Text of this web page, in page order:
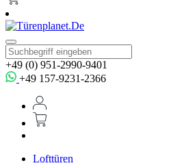
+49 (0) 951-2990-9401
+49 157-9231-2366
Lofttüren